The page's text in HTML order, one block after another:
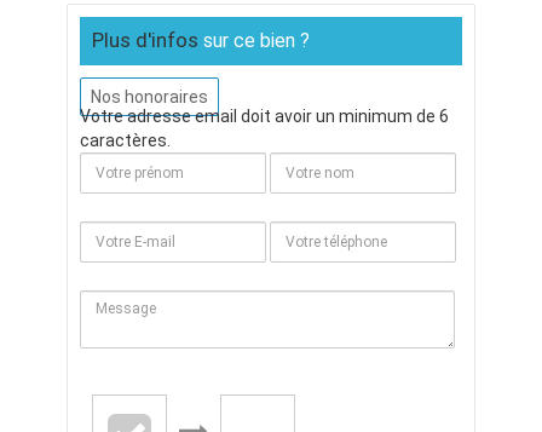
Plus d'infos sur ce bien ?
Nos honoraires
Votre adresse email doit avoir un minimum de 6
caractères.